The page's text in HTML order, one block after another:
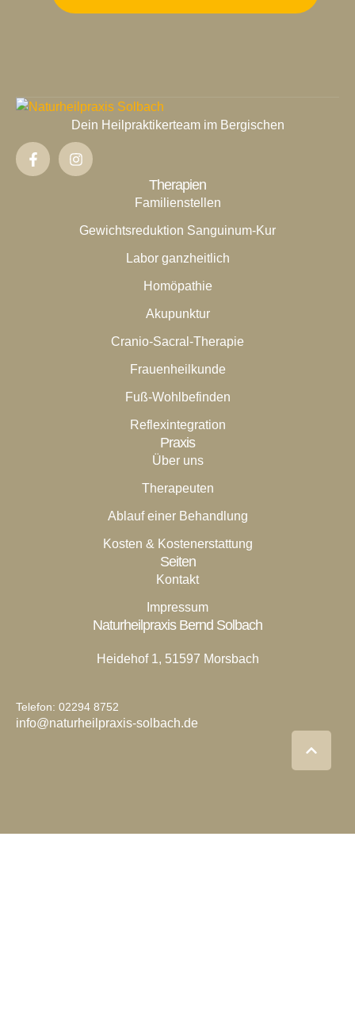
Dein Heilpraktikerteam im Bergischen
Therapien
Familienstellen
Gewichtsreduktion Sanguinum-Kur
Labor ganzheitlich
Homöpathie
Akupunktur
Cranio-Sacral-Therapie
Frauenheilkunde
Fuß-Wohlbefinden
Reflexintegration
Praxis
Über uns
Therapeuten
Ablauf einer Behandlung
Kosten & Kostenerstattung
Seiten
Kontakt
Impressum
Naturheilpraxis Bernd Solbach
Heidehof 1, 51597 Morsbach
Telefon: 02294 8752
info@naturheilpraxis-solbach.de